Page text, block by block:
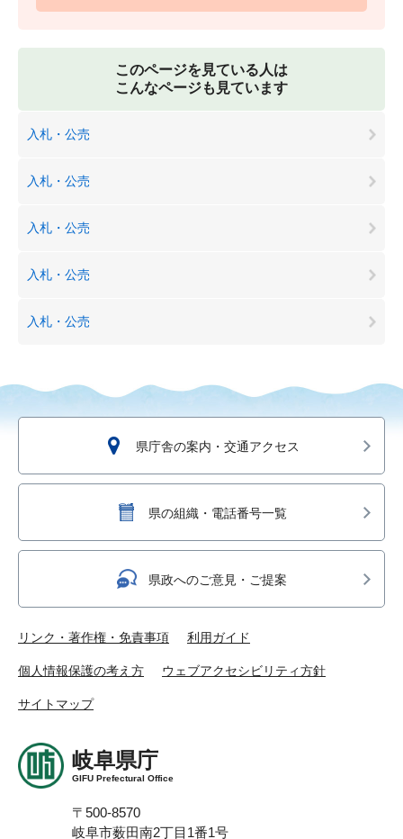
このページを見ている人は
こんなページも見ています
入札・公売
入札・公売
入札・公売
入札・公売
入札・公売
県庁舎の案内・交通アクセス
県の組織・電話番号一覧
県政へのご意見・ご提案
リンク・著作権・免責事項 利用ガイド
個人情報保護の考え方 ウェブアクセシビリティ方針
サイトマップ
岐阜県庁
GIFU Prefectural Office
〒500-8570
岐阜市薮田南2丁目1番1号